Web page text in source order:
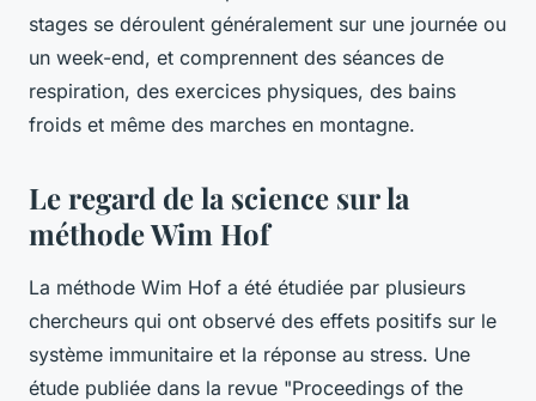
stages se déroulent généralement sur une journée ou
un week-end, et comprennent des séances de
respiration, des exercices physiques, des bains
froids et même des marches en montagne.
Le regard de la science sur la
méthode Wim Hof
La méthode Wim Hof a été étudiée par plusieurs
chercheurs qui ont observé des effets positifs sur le
système immunitaire et la réponse au stress. Une
étude publiée dans la revue "Proceedings of the